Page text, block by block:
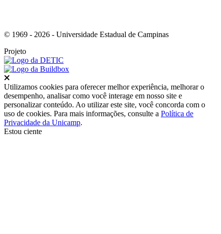
© 1969 - 2026 - Universidade Estadual de Campinas
Projeto
Utilizamos cookies para oferecer melhor experiência, melhorar o
desempenho, analisar como você interage em nosso site e
personalizar conteúdo. Ao utilizar este site, você concorda com o
uso de cookies. Para mais informações, consulte a Política de
Privacidade da Unicamp.
Estou ciente